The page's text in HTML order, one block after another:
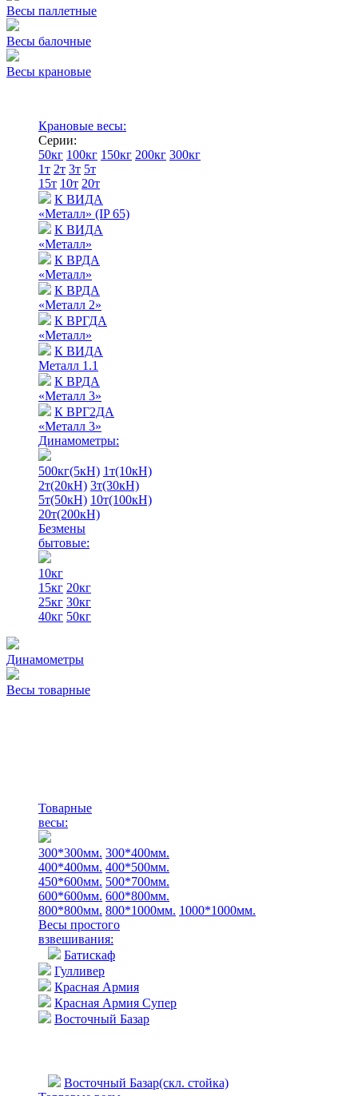
Весы паллетные
Весы балочные
Весы крановые
Крановые весы:
Серии:
50кг 100кг 150кг 200кг 300кг
1т 2т 3т 5т
15т 10т 20т
К ВИДА
«Металл» (IP 65)
К ВИДА
«Металл»
К ВРДА
«Металл»
К ВРДА
«Металл 2»
К ВРГДА
«Металл»
К ВИДА
Металл 1.1
К ВРДА
«Металл 3»
К ВРГ2ДА
«Металл 3»
Динамометры:
500кг(5кН) 1т(10кН)
2т(20кН) 3т(30кН)
5т(50кН) 10т(100кН)
20т(200кН)
Безмены
бытовые:
10кг
15кг 20кг
25кг 30кг
40кг 50кг
Динамометры
Весы товарные
Товарные
весы:
300*300мм. 300*400мм.
400*400мм. 400*500мм.
450*600мм. 500*700мм.
600*600мм. 600*800мм.
800*800мм. 800*1000мм. 1000*1000мм.
Весы простого
взвешивания:
Батискаф
Гулливер
Красная Армия
Красная Армия Супер
Восточный Базар
Восточный Базар(скл. стойка)